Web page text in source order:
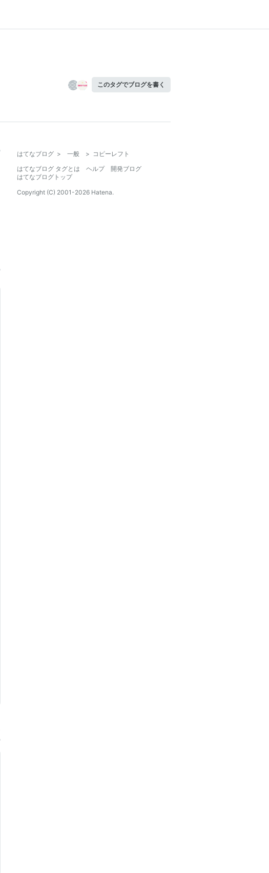
このタグでブログを書く
はてなブログ > 一般 > コピーレフト
はてなブログ タグとは
ヘルプ
開発ブログ
はてなブログトップ
Copyright (C) 2001-2026 Hatena.